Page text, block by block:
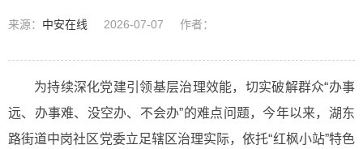
来源： 中安在线 2026-07-07 作者：
为持续深化党建引领基层治理效能，切实破解群众“办事
远、办事难、没空办、不会办”的难点问题，今年以来，湖东
路街道中岗社区党委立足辖区治理实际，依托“红枫小站”特色